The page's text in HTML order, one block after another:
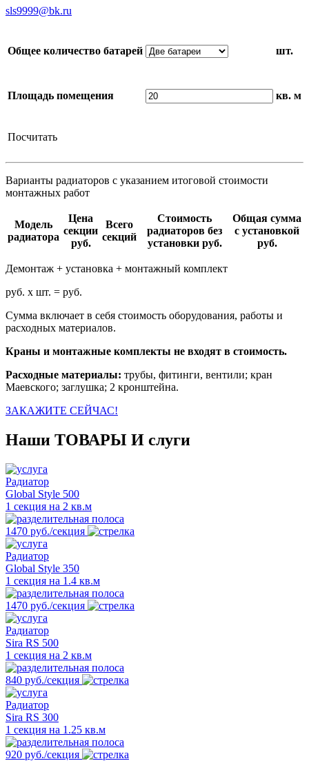
sls9999@bk.ru
Общее количество батарей шт.
Площадь помещения кв. м
Посчитать
Варианты радиаторов с указанием итоговой стоимости
монтажных работ
Модель
радиатора
Цена
секции
руб.
Всего
секций
Стоимость
радиаторов без
установки руб.
Общая сумма
с установкой
руб.
Демонтаж + установка + монтажный комплект
руб. x шт. = руб.
Сумма включает в себя стоимость оборудования, работы и
расходных материалов.
Краны и монтажные комплекты не входят в стоимость.
Расходные материалы: трубы, фитинги, вентили; кран
Маевского; заглушка; 2 кронштейна.
ЗАКАЖИТЕ СЕЙЧАС!
Наши ТОВАРЫ И слуги
Радиатор
Global Style 500
1 секция на 2 кв.м
1470 руб./секция
Радиатор
Global Style 350
1 секция на 1.4 кв.м
1470 руб./секция
Радиатор
Sira RS 500
1 секция на 2 кв.м
840 руб./секция
Радиатор
Sira RS 300
1 секция на 1.25 кв.м
920 руб./секция